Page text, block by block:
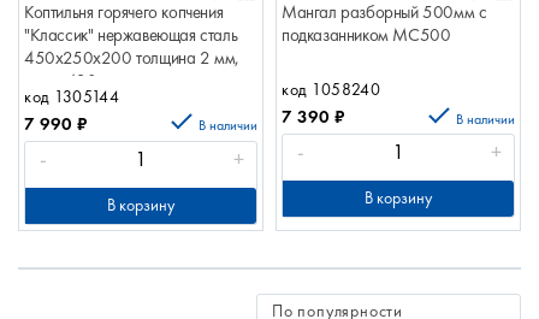
Коптильня горячего копчения
"Классик" нержавеющая сталь
450х250х200 толщина 2 мм,
сталь 430, два яруса решеток,
поддон 450х250х200
нерж.сталь"Классик"
ОЛЬХОВЫЙ ДЫМ Классик
код 1305144
7 990 ₽ В наличии
- +
В корзину
Мангал разборный 500мм с
подказанником МС500
код 1058240
7 390 ₽ В наличии
- +
В корзину